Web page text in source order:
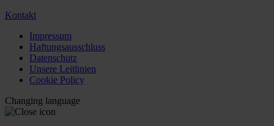
Kontakt
Impressum
Haftungsausschluss
Datenschutz
Unsere Leitlinien
Cookie Policy
Changing language